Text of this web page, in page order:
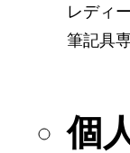
レディ
筆記具
個